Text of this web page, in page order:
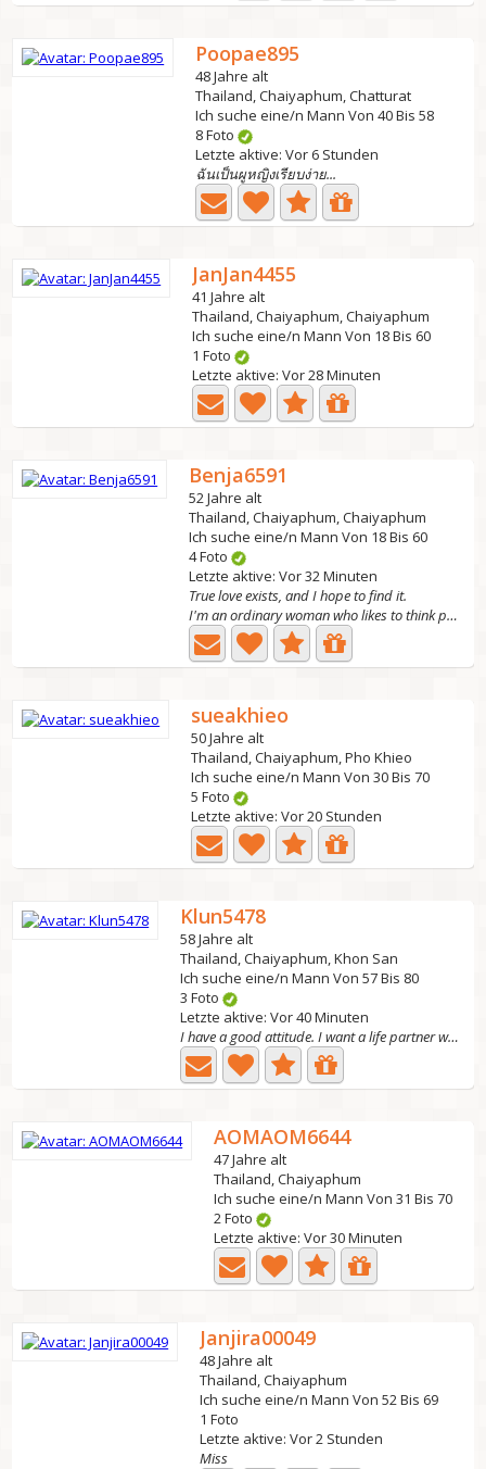
Poopae895
48 Jahre alt
Thailand, Chaiyaphum, Chatturat
Ich suche eine/n Mann Von 40 Bis 58
8 Foto
Letzte aktive: Vor 6 Stunden
ฉันเป็นผูหญิงเรียบง่าย...
JanJan4455
41 Jahre alt
Thailand, Chaiyaphum, Chaiyaphum
Ich suche eine/n Mann Von 18 Bis 60
1 Foto
Letzte aktive: Vor 28 Minuten
Benja6591
52 Jahre alt
Thailand, Chaiyaphum, Chaiyaphum
Ich suche eine/n Mann Von 18 Bis 60
4 Foto
Letzte aktive: Vor 32 Minuten
True love exists, and I hope to find it.
I'm an ordinary woman who likes to think positively,...
sueakhieo
50 Jahre alt
Thailand, Chaiyaphum, Pho Khieo
Ich suche eine/n Mann Von 30 Bis 70
5 Foto
Letzte aktive: Vor 20 Stunden
Klun5478
58 Jahre alt
Thailand, Chaiyaphum, Khon San
Ich suche eine/n Mann Von 57 Bis 80
3 Foto
Letzte aktive: Vor 40 Minuten
I have a good attitude. I want a life partner who doesn't...
AOMAOM6644
47 Jahre alt
Thailand, Chaiyaphum
Ich suche eine/n Mann Von 31 Bis 70
2 Foto
Letzte aktive: Vor 30 Minuten
Janjira00049
48 Jahre alt
Thailand, Chaiyaphum
Ich suche eine/n Mann Von 52 Bis 69
1 Foto
Letzte aktive: Vor 2 Stunden
Miss